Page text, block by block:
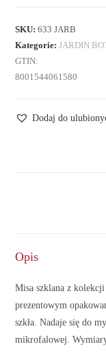
SKU:633 JARB
Kategorie:JARDIN
GTIN:
8001544061580
Dodaj do
Opis
Misa szklana z
prezentowym
szkła. Nadaje się do
mikrofalowej.